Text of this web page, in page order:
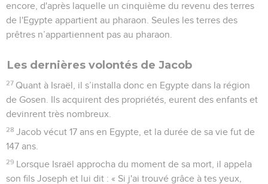
encore, d'après laquelle un cinquième du revenu des terres
de l'Egypte appartient au pharaon. Seules les terres des
prêtres n’appartiennent pas au pharaon.
Les dernières volontés de Jacob
27 Quant à Israël, il s’installa donc en Egypte dans la région
de Gosen. Ils acquirent des propriétés, eurent des enfants et
devinrent très nombreux.
28 Jacob vécut 17 ans en Egypte, et la durée de sa vie fut de
147 ans.
29 Lorsque Israël approcha du moment de sa mort, il appela
son fils Joseph et lui dit : « Si j'ai trouvé grâce à tes yeux,